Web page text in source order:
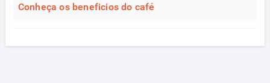
Conheça os beneficios do café